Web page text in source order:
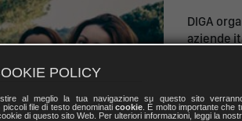
DIGA
aziende
nel
Ha
che, per
POLICY
al meglio la tua navigazione su questo sito
piccoli file di testo denominaticookie . È molto importante che
di questo sito Web. Per ulteriori informazioni, leggi la